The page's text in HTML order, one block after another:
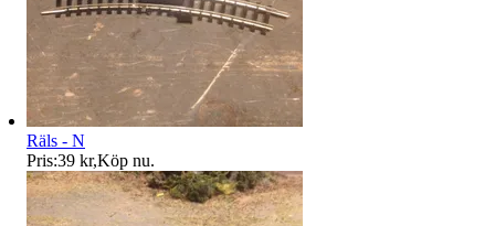
Räls - N
Pris:39 kr,Köp nu.